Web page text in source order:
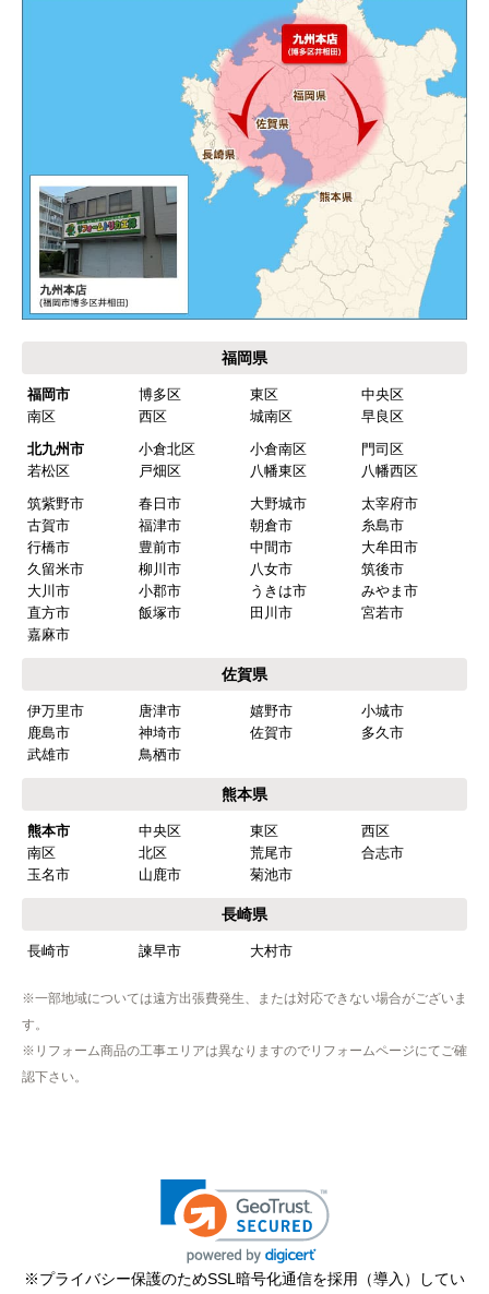
福岡県
福岡市 博多区 東区
中央区
南区
西区 城南区
早良区
北九州市
小倉北区 小倉南区
門司区
若松区
戸畑区 八幡東区
八幡西区
筑紫野市
春日市 大野城市
太宰府市
古賀市
福津市 朝倉市
糸島市
行橋市
豊前市 中間市
大牟田市
久留米市
柳川市 八女市
筑後市
大川市
小郡市 うきは市
みやま市
直方市
飯塚市 田川市
宮若市
嘉麻市
佐賀県
伊万里市 唐津市 嬉野市
小城市
鹿島市
神埼市 佐賀市
多久市
武雄市
鳥栖市
熊本県
熊本市 中央区 東区
西区
南区
北区 荒尾市
合志市
玉名市
山鹿市 菊池市
長崎県
長崎市 諫早市 大村市
※一部地域については遠方出張費発生、または対応できない場合がございま
す。
※リフォーム商品の工事エリアは異なりますのでリフォームページにてご確
認下さい。
※プライバシー保護のためSSL暗号化通信を採用（導入）してい